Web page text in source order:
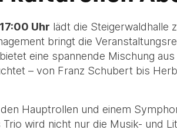
17:00 Uhr lädt die Steigerwaldhalle
bringt die
eine spannende Mischung
– von Franz Schubert bis
Hauptrollen und einem
wird nicht nur die Musik- und